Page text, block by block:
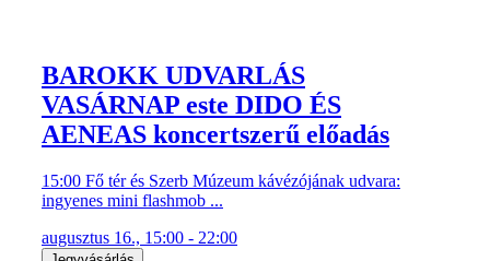
BAROKK UDVARLÁS
VASÁRNAP este DIDO ÉS
AENEAS koncertszerű előadás
15:00 Fő tér és Szerb Múzeum kávézójának udvara:
ingyenes mini flashmob ...
augusztus 16., 15:00 - 22:00